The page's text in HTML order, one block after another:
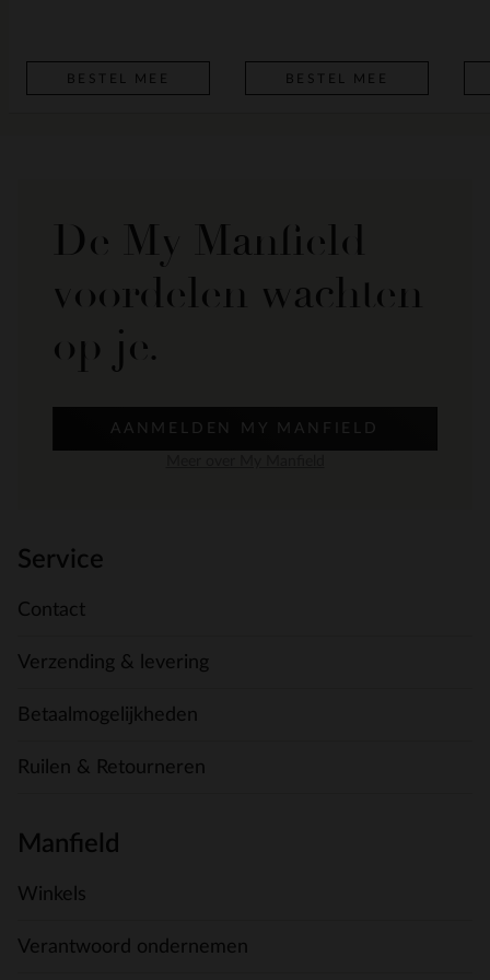
BESTEL MEE BESTEL MEE
De My Manfield
voordelen wachten
op je.
AANMELDEN MY MANFIELD
Service
Contact
Verzending & levering
Betaalmogelijkheden
Ruilen & Retourneren
Manfield
Winkels
Verantwoord ondernemen